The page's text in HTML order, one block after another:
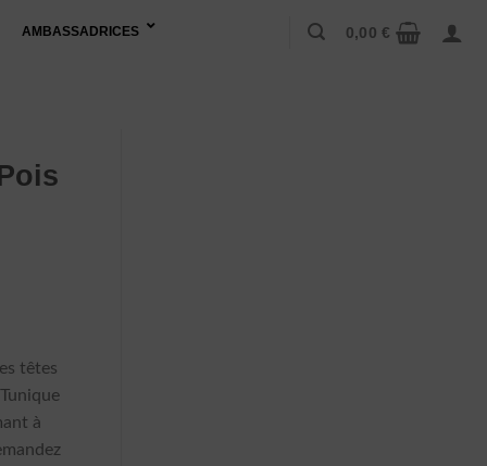
AMBASSADRICES 0,00€
têtes
à